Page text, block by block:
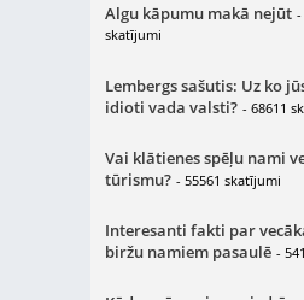
Algu kāpumu makā nejūt -
skatījumi
Lembergs sašutis: Uz ko
idioti vada valsti? - 68611
Vai klātienes spēļu nami
tūrismu? - 55561 skatījumi
Interesanti fakti par
biržu namiem pasaulē -